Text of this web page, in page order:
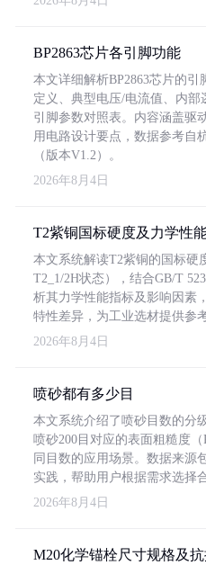
BP2863芯片各引脚功能
本文详细解析BP2863芯片的
定义、典型电压/电流值、内
引脚参数对照表。内容涵盖驱
用电路设计要点，数据参考自
（版本V1.2）。
2026年8月4日
T2紫铜国标硬度及力学性
本文系统解读T2紫铜的国标硬
T2_1/2H状态），结合GB/T
析其力学性能指标及影响因素
特性差异，为工业选材提供参考
2026年8月4日
喷砂都有多少目
本文系统介绍了喷砂目数的分
喷砂200目对应的表面粗糙度
同目数的应用场景。数据来源
实践，帮助用户根据需求选择
2026年8月4日
M20化学锚栓尺寸规格及